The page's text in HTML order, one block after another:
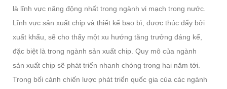
là lĩnh vực năng động nhất trong ngành vi mạch trong nước.
Lĩnh vực sản xuất chip và thiết kế bao bì, được thúc đẩy bởi
xuất khẩu, sẽ cho thấy một xu hướng tăng trưởng đáng kể,
đặc biệt là trong ngành sản xuất chip. Quy mô của ngành
sản xuất chip sẽ phát triển nhanh chóng trong hai năm tới.
Trong bối cảnh chiến lược phát triển quốc gia của các ngành